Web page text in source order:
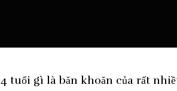
tuổi gì là băn khoăn của rất